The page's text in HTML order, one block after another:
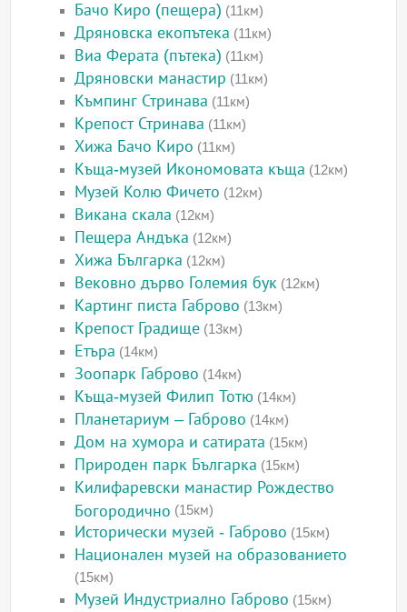
Бачо Киро (пещера) (11км)
Дряновска екопътека (11км)
Виа Ферата (пътека) (11км)
Дряновски манастир (11км)
Къмпинг Стринава (11км)
Крепост Стринава (11км)
Хижа Бачо Киро (11км)
Къща-музей Икономовата къща (12км)
Музей Колю Фичето (12км)
Викана скала (12км)
Пещера Андъка (12км)
Хижа Българка (12км)
Вековно дърво Големия бук (12км)
Картинг писта Габрово (13км)
Крепост Градище (13км)
Етъра (14км)
Зоопарк Габрово (14км)
Къща-музей Филип Тотю (14км)
Планетариум – Габрово (14км)
Дом на хумора и сатирата (15км)
Природен парк Българка (15км)
Килифаревски манастир Рождество
Богородично (15км)
Исторически музей - Габрово (15км)
Национален музей на образованието
(15км)
Музей Индустриално Габрово (15км)